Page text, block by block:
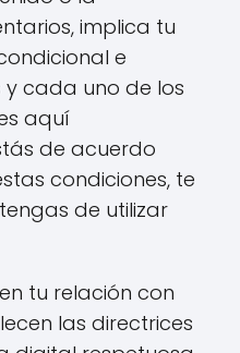
implica tu
e
cada uno de los
aquí
de acuerdo
condiciones, te
de utilizar
tu relación con
las directrices